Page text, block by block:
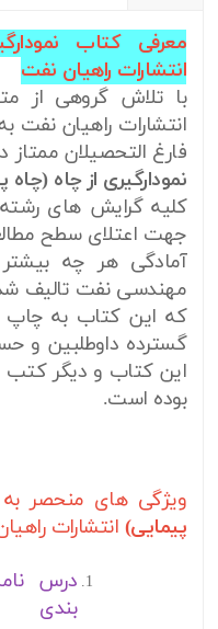
معرفی کتاب
انتشارات راهیان نفت
با تلاش گروهی از
انتشارات راهیان نفت
فارغ التحصیلان
نمودارگیری از چاه
کلیه گرایش های
جهت اعتلای سطح
آمادگی هر چه
مهندسی نفت تالیف
که این کتاب به
گسترده داوطلبین و
این کتاب و دیگر
بوده است.
ویژگی های منحصر به
پیمایی) انتشارات
درس
بندی